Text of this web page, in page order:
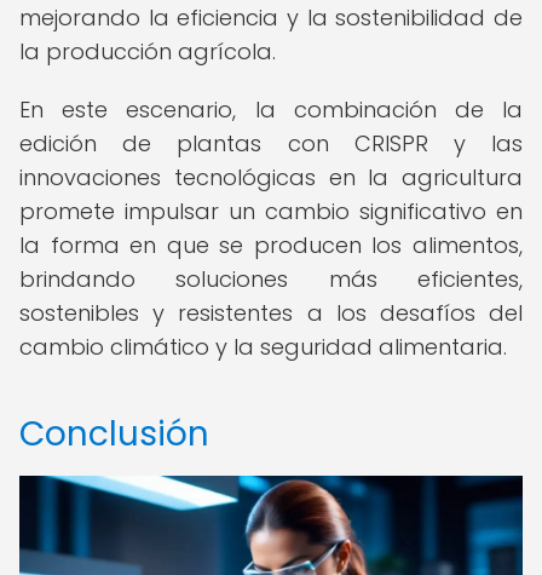
mejorando la eficiencia y la sostenibilidad de
la producción agrícola.
En este escenario, la combinación de la
edición de plantas con CRISPR y las
innovaciones tecnológicas en la agricultura
promete impulsar un cambio significativo en
la forma en que se producen los alimentos,
brindando soluciones más eficientes,
sostenibles y resistentes a los desafíos del
cambio climático y la seguridad alimentaria.
Conclusión